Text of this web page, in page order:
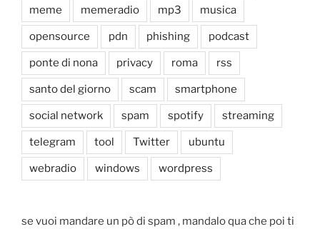
meme memeradio mp3 musica
opensource pdn phishing podcast
ponte di nona privacy roma rss
santo del giorno scam smartphone
social network spam spotify streaming
telegram tool Twitter ubuntu
webradio windows wordpress
se vuoi mandare un pò di spam , mandalo qua che poi ti